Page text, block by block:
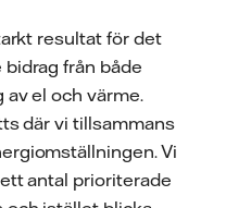
resultat för det
från både
el och värme.
där vi tillsammans
Vi
antal prioriterade